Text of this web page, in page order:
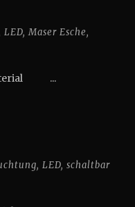
LED, Maser Esche,
...
, LED, schaltbar